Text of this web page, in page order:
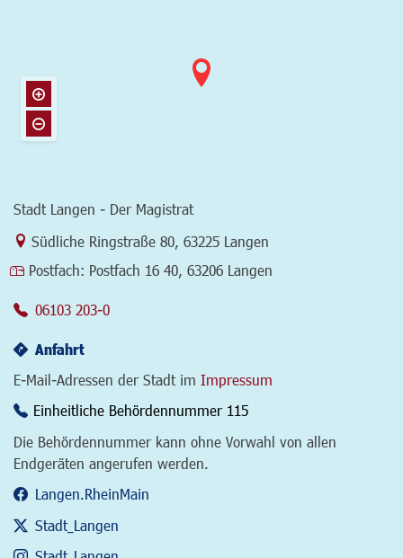
Stadt Langen - Der Magistrat
Link zur Google-Maps Navigation
Südliche Ringstraße 80 63225 Langen
Postfach: Postfach 16 40, 63206 Langen
06103 203-0
Anfahrt
E-Mail-Adressen der Stadt im Impressum
Einheitliche Behördennummer 115
Die Behördennummer kann ohne Vorwahl von allen
Endgeräten angerufen werden.
Langen.RheinMain
Stadt_Langen